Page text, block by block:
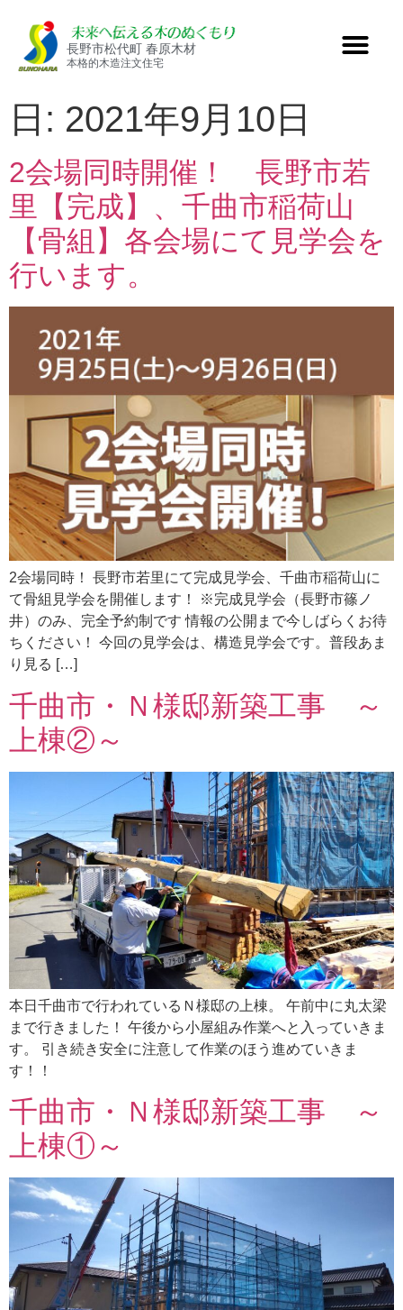
長野市松代町 春原木材
本格的木造注文住宅
日: 2021年9月10日
2会場同時開催！ 長野市若
里【完成】、千曲市稲荷山
【骨組】各会場にて見学会を
行います。
2会場同時！ 長野市若里にて完成見学会、千曲市稲荷山に
て骨組見学会を開催します！ ※完成見学会（長野市篠ノ
井）のみ、完全予約制です 情報の公開まで今しばらくお待
ちください！ 今回の見学会は、構造見学会です。普段あま
り見る […]
千曲市・Ｎ様邸新築工事 ～
上棟②～
本日千曲市で行われているＮ様邸の上棟。 午前中に丸太梁
まで行きました！ 午後から小屋組み作業へと入っていきま
す。 引き続き安全に注意して作業のほう進めていきま
す！！
千曲市・Ｎ様邸新築工事 ～
上棟①～